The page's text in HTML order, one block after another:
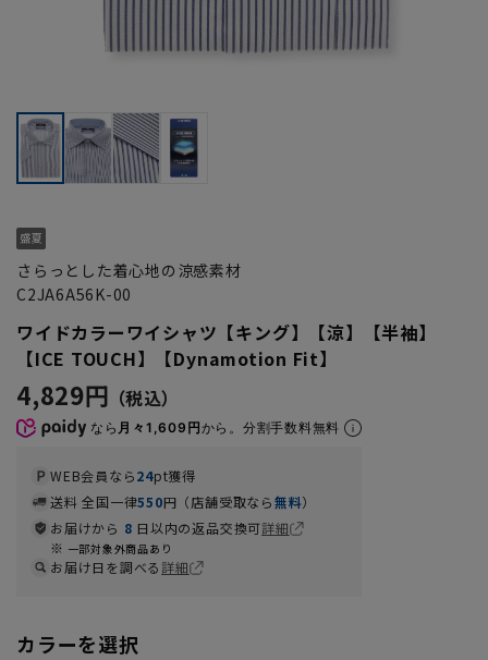
さらっとした着心地の涼感素材
C2JA6A56K-00
ワイドカラーワイシャツ【キング】【涼】【半袖】
【ICE TOUCH】【Dynamotion Fit】
4,829円
なら 月々1,609円から。分割手数料無料
WEB会員なら24pt獲得
送料 全国一律550円（店舗受取なら無料）
お届けから 8 日以内の返品交換可詳細
一部対象外商品あり
お届け日を調べる詳細
カラーを選択